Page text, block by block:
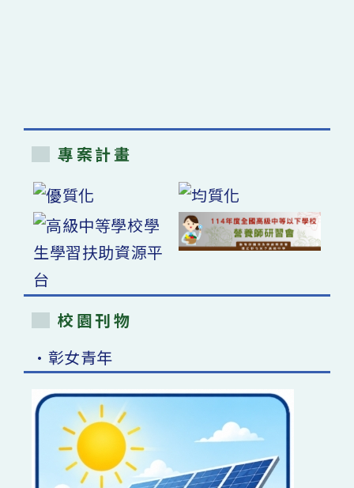
專案計畫
校園刊物
•彰女青年